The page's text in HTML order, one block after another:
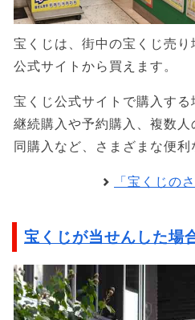
宝くじは、街中の宝くじ売
公式サイトから買えます。
宝くじ公式サイトで購入す
継続購入や予約購入、複数
同購入など、さまざまな便利
「宝くじの
宝くじが当せんした場